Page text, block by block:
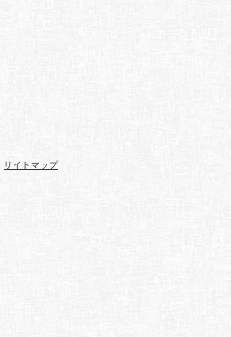
サイトマップ